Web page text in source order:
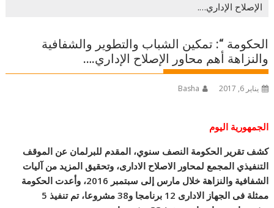
الإصلاح الإداري….
الحكومة “: تمكين الشباب والتطوير والشفافية
والنزاهة أهم محاور الإصلاح الإداري….
يناير 6, 2017 Basha
الجمهورية اليوم
كشف تقرير الحكومة النصف سنوي، المقدم للبرلمان عن الموقف
التنفيذي المجمع لمحاور الاصلاح الادارى، وتحقيق المزيد من آليات
الشفافية والنزاهة خلال مارس إلى سبتمبر 2016، وأعدت الحكومة
ممثلة فى الجهاز الادارى 12 برنامجا و38 مشروعا، تم تنفيذ 5